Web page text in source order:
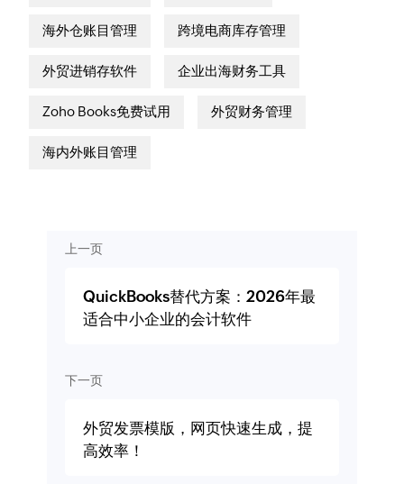
海外仓账目管理 跨境电商库存管理
外贸进销存软件 企业出海财务工具
Zoho Books免费试用 外贸财务管理
海内外账目管理
上一页
QuickBooks替代方案：2026年最
适合中小企业的会计软件
下一页
外贸发票模版，网页快速生成，提
高效率！